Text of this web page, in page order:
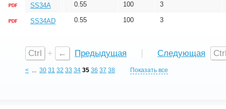
SS34A 0.55 100 3
SS34AD 0.55 100 3
Ctrl + ← Предыдущая Следующая
< ... 30 31 32 33 34 35 36 37 38 Показать все